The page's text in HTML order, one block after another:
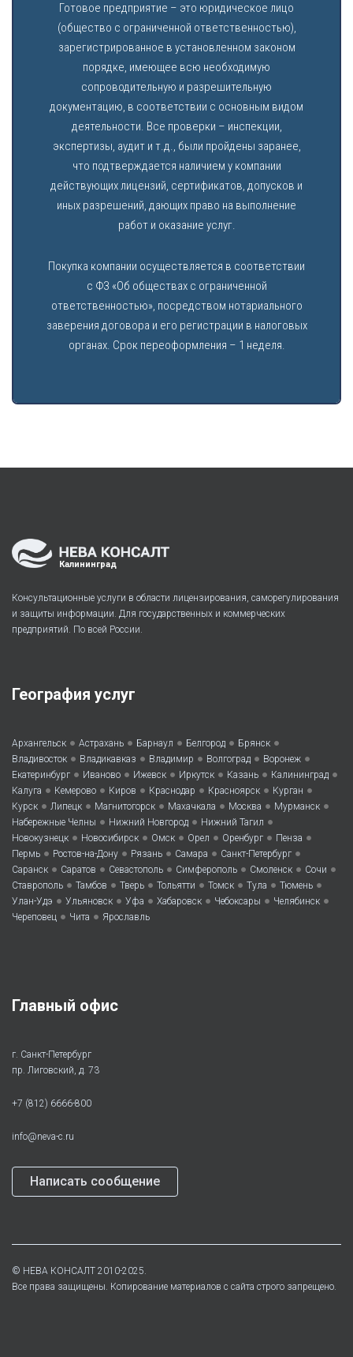
Готовое предприятие – это юридическое лицо
(общество с ограниченной ответственностью),
зарегистрированное в установленном законом
порядке, имеющее всю необходимую
сопроводительную и разрешительную
документацию, в соответствии с основным видом
деятельности. Все проверки – инспекции,
экспертизы, аудит и т.д., были пройдены заранее,
что подтверждается наличием у компании
действующих лицензий, сертификатов, допусков и
иных разрешений, дающих право на выполнение
работ и оказание услуг.
Покупка компании осуществляется в соответствии
с ФЗ «Об обществах с ограниченной
ответственностью», посредством нотариального
заверения договора и его регистрации в налоговых
органах. Срок переоформления – 1 неделя.
Калининград
Консультационные услуги в области лицензирования, саморегулирования
и защиты информации. Для государственных и коммерческих
предприятий. По всей России.
География услуг
Архангельск • Астрахань • Барнаул • Белгород • Брянск •
Владивосток • Владикавказ • Владимир • Волгоград • Воронеж •
Екатеринбург • Иваново • Ижевск • Иркутск • Казань • Калининград •
Калуга • Кемерово • Киров • Краснодар • Красноярск • Курган •
Курск • Липецк • Магнитогорск • Махачкала • Москва • Мурманск •
Набережные Челны • Нижний Новгород • Нижний Тагил •
Новокузнецк • Новосибирск • Омск • Орел • Оренбург • Пенза •
Пермь • Ростов-на-Дону • Рязань • Самара • Санкт-Петербург •
Саранск • Саратов • Севастополь • Симферополь • Смоленск • Сочи •
Ставрополь • Тамбов • Тверь • Тольятти • Томск • Тула • Тюмень •
Улан-Удэ • Ульяновск • Уфа • Хабаровск • Чебоксары • Челябинск •
Череповец • Чита • Ярославль
Главный офис
г. Санкт-Петербург
пр. Лиговский, д. 73
+7 (812) 6666-800
info@neva-c.ru
Написать сообщение
© НЕВА КОНСАЛТ 2010-2025.
Все права защищены. Копирование материалов с сайта строго запрещено.